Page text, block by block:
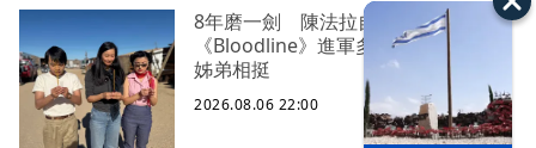
8年磨一劍 陳法拉自編自導
《Bloodline》進軍多倫多 柯林法洛
姊弟相挺
2026.08.06 22:00